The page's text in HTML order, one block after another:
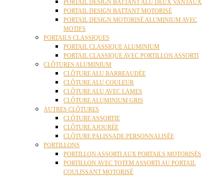
PORTAIL DESIGN BATTANT ALU DEUX VANTAUX
PORTAIL DESIGN BATTANT MOTORISÉ
PORTAIL DESIGN MOTORISÉ ALUMINIUM AVEC
MOTIFS
PORTAILS CLASSIQUES
PORTAIL CLASSIQUE ALUMINIUM
PORTAIL CLASSIQUE AVEC PORTILLON ASSORTI
CLÔTURES ALUMINIUM
CLÔTURE ALU BARREAUDÉE
CLÔTURE ALU COULEUR
CLÔTURE ALU AVEC LAMES
CLÔTURE ALUMINIUM GRIS
AUTRES CLÔTURES
CLÔTURE ASSORTIE
CLÔTURE AJOURÉE
CLÔTURE PALISSADE PERSONNALISÉE
PORTILLONS
PORTILLON ASSORTI AUX PORTAILS MOTORISÉS
PORTILLON AVEC TOTEM ASSORTI AU PORTAIL
COULISSANT MOTORISÉ